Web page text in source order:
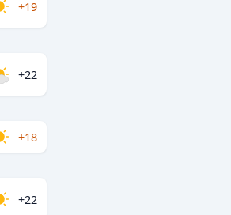
+19
+22
+18
+22